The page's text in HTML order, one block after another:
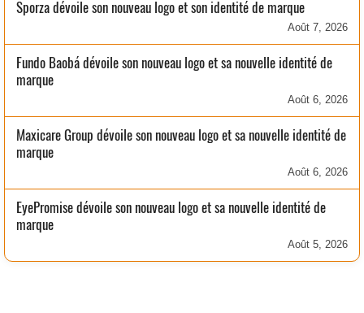
Sporza dévoile son nouveau logo et son identité de marque
Août 7, 2026
Fundo Baobá dévoile son nouveau logo et sa nouvelle identité de
marque
Août 6, 2026
Maxicare Group dévoile son nouveau logo et sa nouvelle identité de
marque
Août 6, 2026
EyePromise dévoile son nouveau logo et sa nouvelle identité de
marque
Août 5, 2026